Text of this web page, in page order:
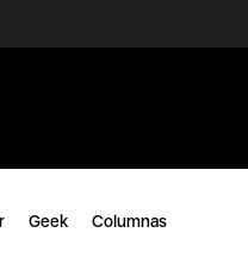
Geek Columnas